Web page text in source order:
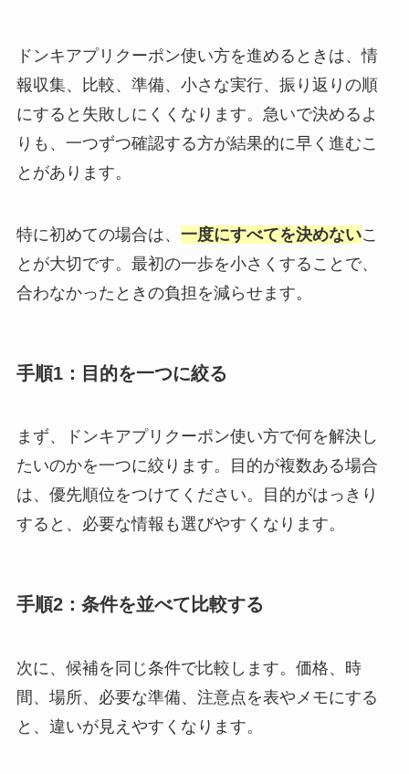
ドンキアプリクーポン使い方を進めるときは、情
報収集、比較、準備、小さな実行、振り返りの順
にすると失敗しにくくなります。急いで決めるよ
りも、一つずつ確認する方が結果的に早く進むこ
とがあります。
特に初めての場合は、 一度にすべてを決めないこ
とが大切です。最初の一歩を小さくすることで、
合わなかったときの負担を減らせます。
手順1：目的を一つに絞る
まず、ドンキアプリクーポン使い方で何を解決し
たいのかを一つに絞ります。目的が複数ある場合
は、優先順位をつけてください。目的がはっきり
すると、必要な情報も選びやすくなります。
手順2：条件を並べて比較する
次に、候補を同じ条件で比較します。価格、時
間、場所、必要な準備、注意点を表やメモにする
と、違いが見えやすくなります。